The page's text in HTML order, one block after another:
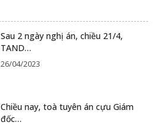
Sau 2 ngày nghị án, chiều 21/4,
TAND…
26/04/2023
Chiều nay, toà tuyên án cựu Giám
đốc…